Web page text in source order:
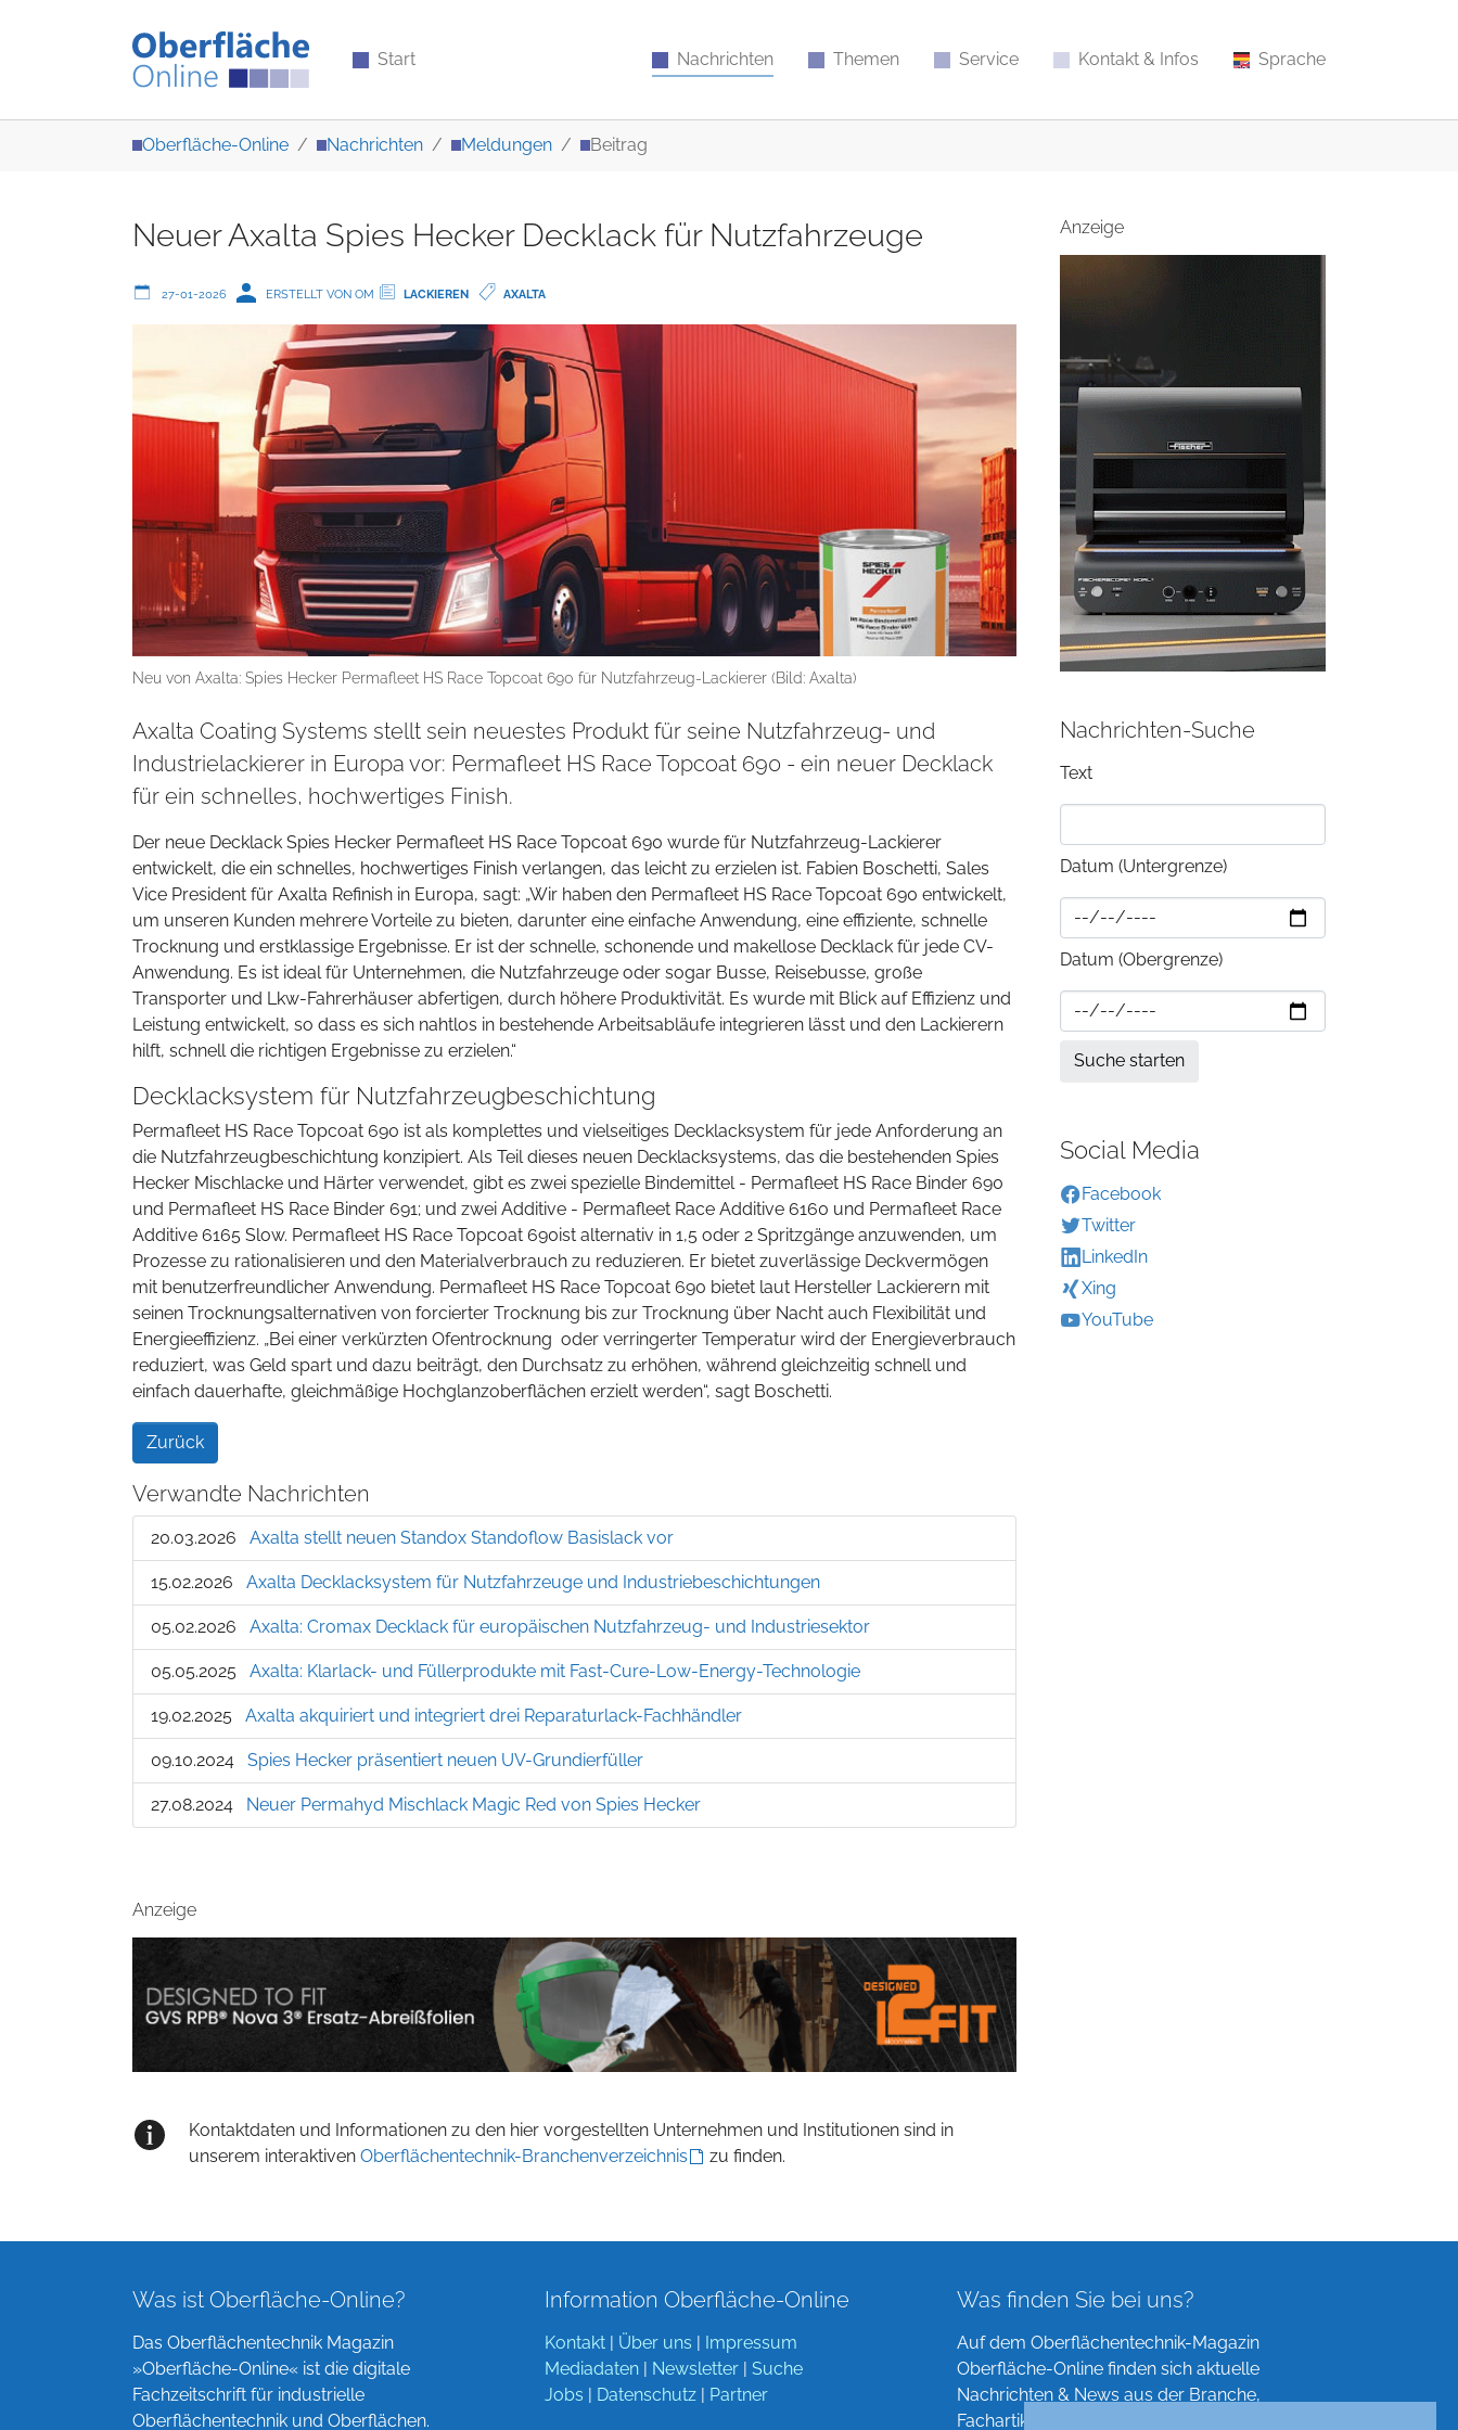
Start Nachrichten Themen Service Kontakt & Infos Sprache
Oberfläche-Online Nachrichten Meldungen Beitrag
Neuer Axalta Spies Hecker Decklack für Nutzfahrzeuge
27-01-2026 ERSTELLT VON OM LACKIEREN AXALTA
Neu von Axalta: Spies Hecker Permafleet HS Race Topcoat 690 für Nutzfahrzeug-Lackierer (Bild: Axalta)
Axalta Coating Systems stellt sein neuestes Produkt für seine Nutzfahrzeug- und
Industrielackierer in Europa vor: Permafleet HS Race Topcoat 690 - ein neuer Decklack
für ein schnelles, hochwertiges Finish.
Der neue Decklack Spies Hecker Permafleet HS Race Topcoat 690 wurde für Nutzfahrzeug-Lackierer
entwickelt, die ein schnelles, hochwertiges Finish verlangen, das leicht zu erzielen ist. Fabien Boschetti, Sales
Vice President für Axalta Refinish in Europa, sagt: „Wir haben den Permafleet HS Race Topcoat 690 entwickelt,
um unseren Kunden mehrere Vorteile zu bieten, darunter eine einfache Anwendung, eine effiziente, schnelle
Trocknung und erstklassige Ergebnisse. Er ist der schnelle, schonende und makellose Decklack für jede CV-
Anwendung. Es ist ideal für Unternehmen, die Nutzfahrzeuge oder sogar Busse, Reisebusse, große
Transporter und Lkw-Fahrerhäuser abfertigen, durch höhere Produktivität. Es wurde mit Blick auf Effizienz und
Leistung entwickelt, so dass es sich nahtlos in bestehende Arbeitsabläufe integrieren lässt und den Lackierern
hilft, schnell die richtigen Ergebnisse zu erzielen.“
Decklacksystem für Nutzfahrzeugbeschichtung
Permafleet HS Race Topcoat 690 ist als komplettes und vielseitiges Decklacksystem für jede Anforderung an
die Nutzfahrzeugbeschichtung konzipiert. Als Teil dieses neuen Decklacksystems, das die bestehenden Spies
Hecker Mischlacke und Härter verwendet, gibt es zwei spezielle Bindemittel - Permafleet HS Race Binder 690
und Permafleet HS Race Binder 691; und zwei Additive - Permafleet Race Additive 6160 und Permafleet Race
Additive 6165 Slow. Permafleet HS Race Topcoat 690ist alternativ in 1,5 oder 2 Spritzgänge anzuwenden, um
Prozesse zu rationalisieren und den Materialverbrauch zu reduzieren. Er bietet zuverlässige Deckvermögen
mit benutzerfreundlicher Anwendung. Permafleet HS Race Topcoat 690 bietet laut Hersteller Lackierern mit
seinen Trocknungsalternativen von forcierter Trocknung bis zur Trocknung über Nacht auch Flexibilität und
Energieeffizienz. „Bei einer verkürzten Ofentrocknung oder verringerter Temperatur wird der Energieverbrauch
reduziert, was Geld spart und dazu beiträgt, den Durchsatz zu erhöhen, während gleichzeitig schnell und
einfach dauerhafte, gleichmäßige Hochglanzoberflächen erzielt werden“, sagt Boschetti.
Zurück
Verwandte Nachrichten
20.03.2026 Axalta stellt neuen Standox Standoflow Basislack vor
15.02.2026 Axalta Decklacksystem für Nutzfahrzeuge und Industriebeschichtungen
05.02.2026 Axalta: Cromax Decklack für europäischen Nutzfahrzeug- und Industriesektor
05.05.2025 Axalta: Klarlack- und Füllerprodukte mit Fast-Cure-Low-Energy-Technologie
19.02.2025 Axalta akquiriert und integriert drei Reparaturlack-Fachhändler
09.10.2024 Spies Hecker präsentiert neuen UV-Grundierfüller
27.08.2024 Neuer Permahyd Mischlack Magic Red von Spies Hecker
Anzeige
Kontaktdaten und Informationen zu den hier vorgestellten Unternehmen und Institutionen sind in
unserem interaktiven Oberflächentechnik-Branchenverzeichnis zu finden.
Anzeige
Nachrichten-Suche
Text
Datum (Untergrenze)
Datum (Obergrenze)
Social Media
Facebook
Twitter
LinkedIn
Xing
YouTube
Was ist Oberfläche-Online?
Das Oberflächentechnik Magazin
»Oberfläche-Online« ist die digitale
Fachzeitschrift für industrielle
Oberflächentechnik und Oberflächen.
Information Oberfläche-Online
Kontakt Über uns
Impressum
Mediadaten
Newsletter
Suche
Jobs
Datenschutz Partner
Was finden Sie bei uns?
Auf dem Oberflächentechnik-Magazin
Oberfläche-Online finden sich aktuelle
Nachrichten & News aus der Branche,
Fachartikel, Verzeichnisse und mehr!